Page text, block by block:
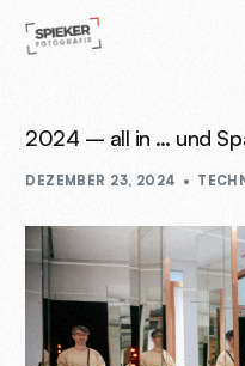
2024 – all in … und
DEZEMBER 23, 2024